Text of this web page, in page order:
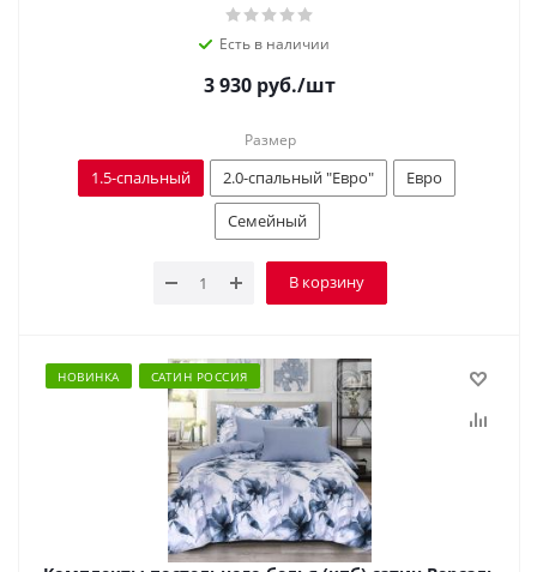
Есть в наличии
3 930 руб./шт
Размер
1.5-спальный 2.0-спальный "Евро"
Евро
Семейный
В корзину
НОВИНКА САТИН РОССИЯ